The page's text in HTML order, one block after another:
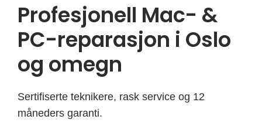
Profesjonell Mac- &
PC-reparasjon i Oslo
og omegn
Sertifiserte teknikere, rask service og 12
måneders garanti.